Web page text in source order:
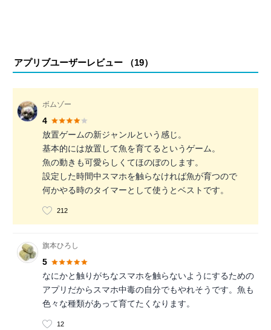
アプリブユーザーレビュー （19）
ボムゾー
4
放置ゲームの新ジャンルという感じ。
基本的には放置して魚を育てるというゲーム。
魚の動きも可愛らしくてほのぼのします。
設定した時間中スマホを触らなければ魚が育つので
何かやる時のタイマーとして使うとベストです。
212
旗本ひろし
5
なにかと触りがちなスマホを触らないようにするための
アプリだからスマホ中毒の自分でもやれそうです。魚も
色々な種類があって育てたくなります。
12